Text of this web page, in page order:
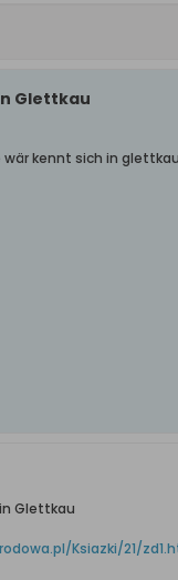
Glettkau
kennt sich in glettkau
Glettkau
Ksiazki/21/